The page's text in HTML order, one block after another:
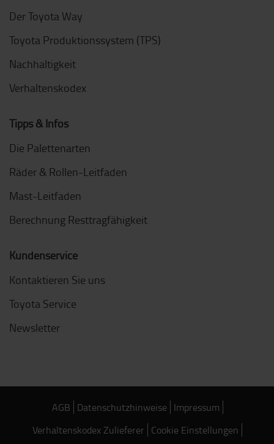
Der Toyota Way
Toyota Produktionssystem (TPS)
Nachhaltigkeit
Verhaltenskodex
Tipps & Infos
Die Palettenarten
Räder & Rollen-Leitfaden
Mast-Leitfaden
Berechnung Resttragfähigkeit
Kundenservice
Kontaktieren Sie uns
Toyota Service
Newsletter
AGB Datenschutzhinweise Impressum
Verhaltenskodex Zulieferer Cookie Einstellungen